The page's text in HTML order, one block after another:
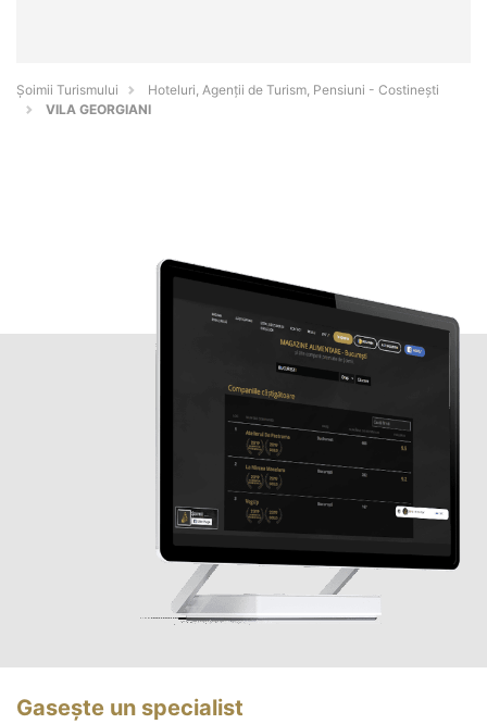
Șoimii Turismului
Hoteluri, Agenții de Turism, Pensiuni - Costineşti
VILA GEORGIANI
Gasește un specialist